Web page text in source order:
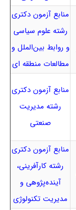
منابع آزمون دکتری
رشته علوم سیاسی
و روابط بین‌الملل و
مطالعات منطقه ای
منابع آزمون دکتری
رشته مدیریت
صنعتی
منابع آزمون دکتری
رشته کارآفرینی،
آینده‌پژوهی و
مدیریت تکنولوژی